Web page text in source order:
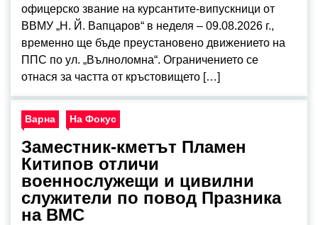
офицерско звание на курсантите-випускници от
ВВМУ „Н. Й. Вапцаров“ в неделя – 09.08.2026 г.,
временно ще бъде преустановено движението на
ППС по ул. „Вълноломна“. Ограничението се
отнася за частта от кръстовището […]
Варна На Фокус
Заместник-кметът Пламен
Китипов отличи
военнослужещи и цивилни
служители по повод Празника
на ВМС